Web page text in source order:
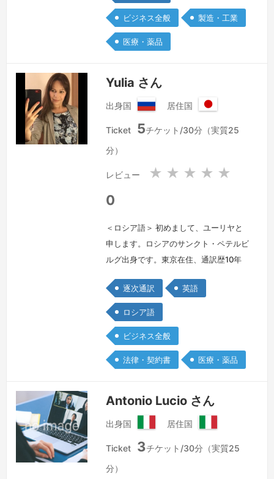
ビジネス全般 製造・工業
医療・薬品
Yulia さん
出身国
シ
邦
居住国
本
Ticket 5チケット/30分（実質25
分）
レビュー ★ ★ ★ ★ ★
0
＜ロシア語＞ 初めまして、ユーリヤと
申します。ロシアのサンクト・ペテルビ
ルグ出身です。東京在住、通訳歴10年
る事を楽しみにしております。
見る »
逐次通訳 英語
ロシア語
ビジネス全般
法律・契約書 医療・薬品
Antonio Lucio さん
出身国
タ
居住国
タ
Ticket 3チケット/30分（実質25
分）